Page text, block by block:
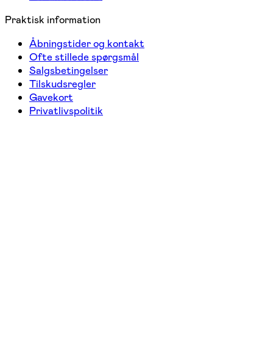
Praktisk information
Åbningstider og kontakt
Ofte stillede spørgsmål
Salgsbetingelser
Tilskudsregler
Gavekort
Privatlivspolitik